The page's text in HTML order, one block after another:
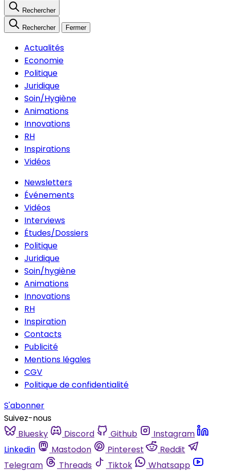
Rechercher
Rechercher Fermer
Actualités
Economie
Politique
Juridique
Soin/Hygiène
Animations
Innovations
RH
Inspirations
Vidéos
Newsletters
Événements
Vidéos
Interviews
Études/Dossiers
Politique
Juridique
Soin/hygiène
Animations
Innovations
RH
Inspiration
Contacts
Publicité
Mentions légales
CGV
Politique de confidentialité
S'abonner
Suivez-nous
Bluesky
Discord Github
Instagram
Linkedin
Mastodon Pinterest
Reddit
Telegram
Threads Tiktok
Whatsapp